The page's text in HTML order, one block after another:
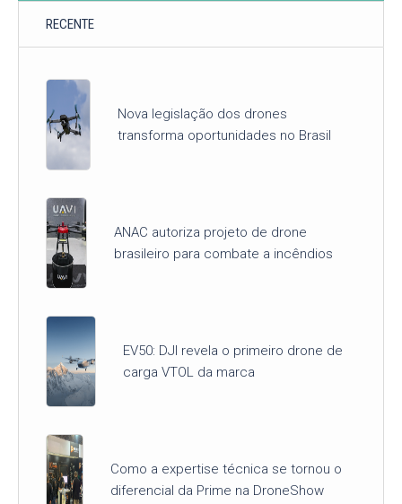
RECENTE
Nova legislação dos drones
transforma oportunidades no Brasil
ANAC autoriza projeto de drone
brasileiro para combate a incêndios
EV50: DJI revela o primeiro drone de
carga VTOL da marca
Como a expertise técnica se tornou o
diferencial da Prime na DroneShow